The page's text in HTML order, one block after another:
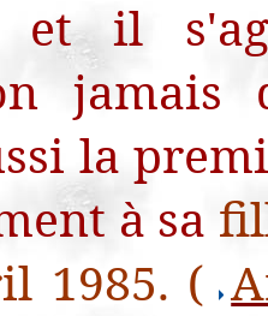
et il
jamais
la
à sa
1985. (